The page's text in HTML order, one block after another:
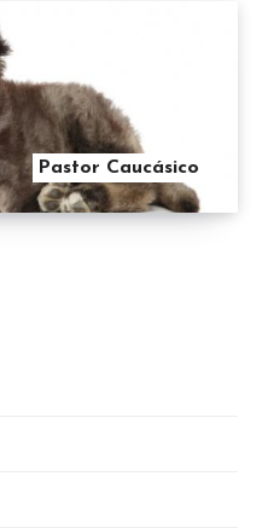
Pastor Caucásico